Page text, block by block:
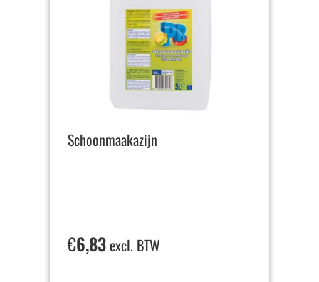
Schoonmaakazijn
€6,83excl. BTW